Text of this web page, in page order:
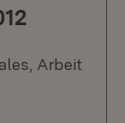
Arbeit